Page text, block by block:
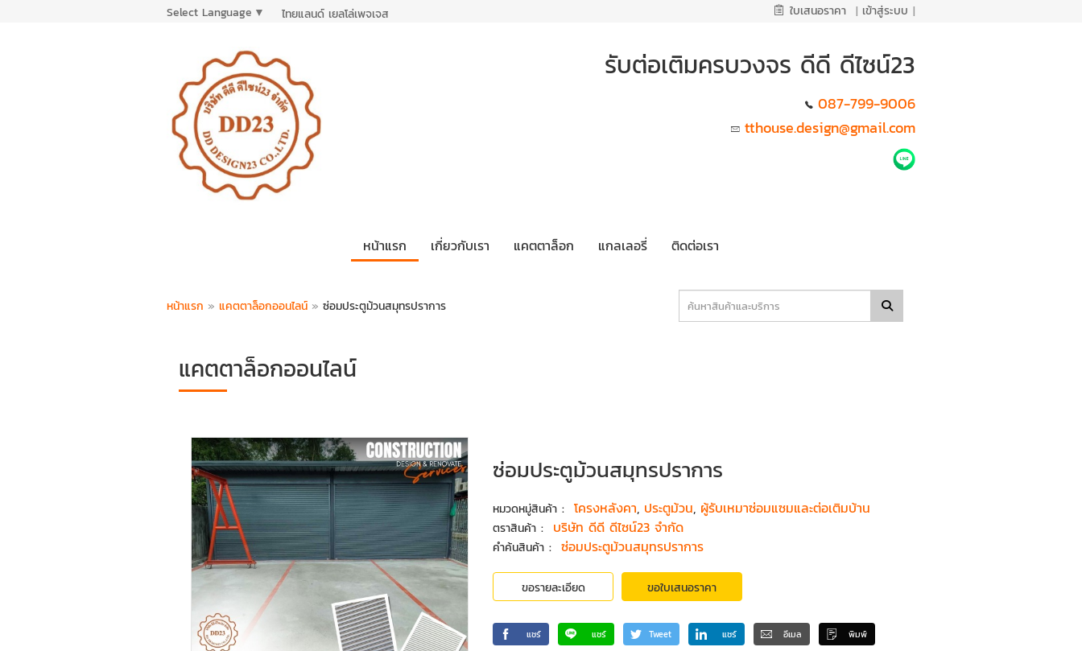
Select Language ▼ ไทยแลนด์ เยลโล่เพจเจส ใบเสนอราคา | เข้าสู่ระบบ |
รับต่อเติมครบวงจร ดีดี ดีไซน์23
087-799-9006
tthouse.design@gmail.com
หน้าแรก เกี่ยวกับเรา แคตตาล็อก แกลเลอรี่ ติดต่อเรา
หน้าแรก » แคตตาล็อกออนไลน์ » ซ่อมประตูม้วนสมุทรปราการ
แคตตาล็อกออนไลน์
ซ่อมประตูม้วนสมุทรปราการ
หมวดหมู่สินค้า : โครงหลังคา, ประตูม้วน, ผู้รับเหมาซ่อมแซมและต่อเติมบ้าน
ตราสินค้า : บริษัท ดีดี ดีไซน์23 จำกัด
คำค้นสินค้า : ซ่อมประตูม้วนสมุทรปราการ
ขอรายละเอียด ขอใบเสนอราคา
แชร์ แชร์ Tweet แชร์ อีเมล พิมพ์